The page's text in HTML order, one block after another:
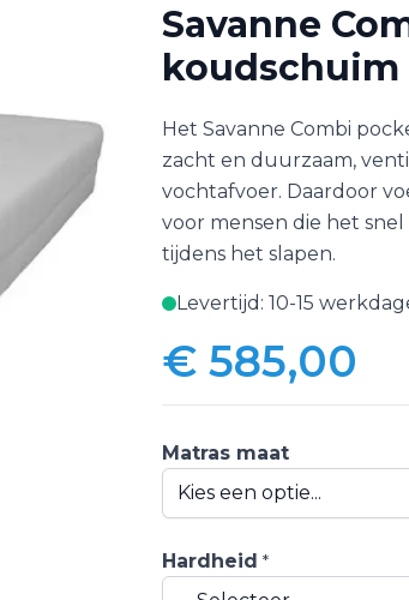
Savanne
koudschuim
Het Savanne Combi
zacht en duurzaam,
vochtafvoer. Daardoor
voor mensen die het
tijdens het slapen.
Levertijd: 10-15
Vanaf:
€ 585,00
Matras maat
Hardheid *